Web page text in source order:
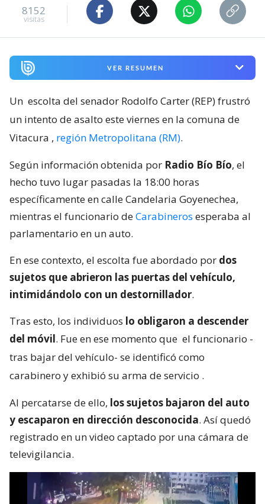
8152
visitas
VER RESUMEN
Un escolta del senador Rodolfo Carter (REP) frustró
un intento de asalto este viernes en la comuna de
Vitacura , región Metropolitana (RM).
Según información obtenida por Radio Bío Bío, el
hecho tuvo lugar pasadas la 18:00 horas
específicamente en calle Candelaria Goyenechea,
mientras el funcionario deCarabineros esperaba al
parlamentario en un auto.
En ese contexto, el escolta fue abordado por dos
sujetos que abrieron las puertas del vehículo,
intimidándolo con un destornillador.
Tras esto, los individuos lo obligaron a descender
del móvil. Fue en ese momento que el funcionario -
tras bajar del vehículo- se identificó como
carabinero y exhibió su arma de servicio .
Al percatarse de ello, los sujetos bajaron del auto
y escaparon en dirección desconocida. Así quedó
registrado en un video captado por una cámara de
televigilancia.